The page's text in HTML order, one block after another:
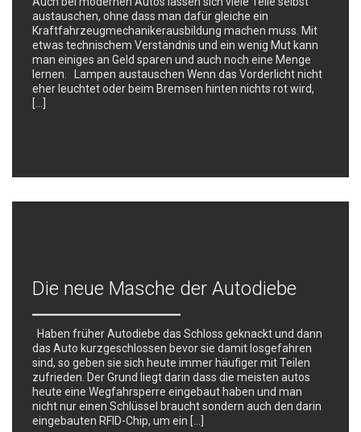
austauschen, ohne dass man dafür gleiche ein
Kraftfahrzeugmechanikerausbildung machen muss. Mit
etwas technischem Verständnis und ein wenig Mut kann
man einiges an Geld sparen und auch noch eine Menge
lernen. Lampen austauschen Wenn das Vorderlicht nicht
eher leuchtet oder beim Bremsen hinten nichts rot wird,
[…]
Die neue Masche der Autodiebe
Haben früher Autodiebe das Schloss geknackt und dann
das Auto kurzgeschlossen bevor sie damit losgefahren
sind, so geben sie sich heute immer häufiger mit Teilen
zufrieden. Der Grund liegt darin dass die meisten autos
heute eine Wegfahrsperre eingebaut haben und man
nicht nur einen Schlüssel braucht sondern auch den darin
eingebauten RFID-Chip, um ein […]